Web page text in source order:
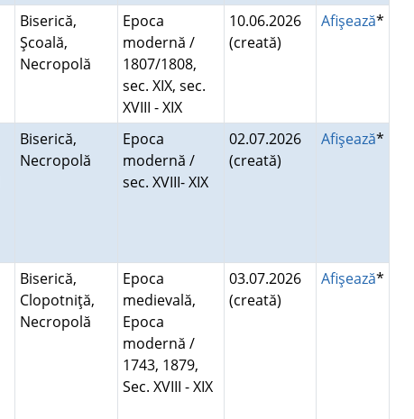
Biserică,
Şcoală,
Necropolă
Epoca
modernă /
1807/1808,
sec. XIX, sec.
XVIII - XIX
10.06.2026
(creată)
Afişează*
Biserică,
Necropolă
Epoca
modernă /
sec. XVIII- XIX
02.07.2026
(creată)
Afişează*
Biserică,
Clopotniţă,
Necropolă
Epoca
medievală,
Epoca
modernă /
1743, 1879,
Sec. XVIII - XIX
03.07.2026
(creată)
Afişează*